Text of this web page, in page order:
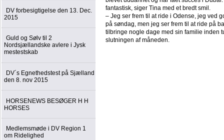
DV forbesigtigelse den 13. Dec.
2015
Guld og Sølv til 2
Nordsjællandske avlere i Jysk
mestestskab
DV´s Egnethedstest på Sjælland
den 8. nov 2015
HORSENEWS BESØGER H H
HORSES
Medlemsmøde i DV Region 1
om Ridelighed
fantastisk, siger Tina med et bredt smil.
– Jeg ser frem til at ride i Odense, jeg ved
på søndag, men jeg ser frem til at ride på
tilbringe nogle dage med sin familie inden
slutningen af måneden.